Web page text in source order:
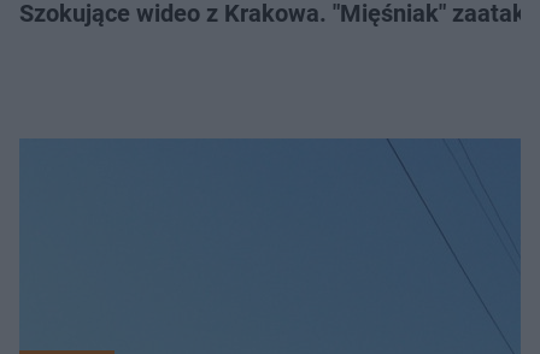
Szokujące wideo z Krakowa. "Mięśniak"